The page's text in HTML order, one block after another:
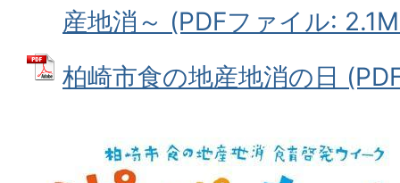
産地消～ (PDFファイル:
柏崎市食の地産地消の日